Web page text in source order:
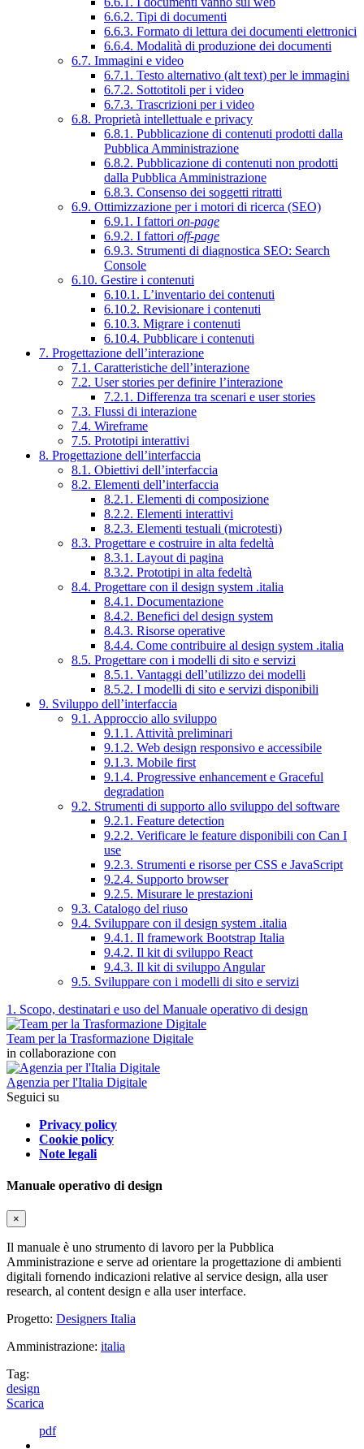
6.6.2. Tipi di documenti
6.6.3. Formato di lettura dei documenti elettronici
6.6.4. Modalità di produzione dei documenti
6.7. Immagini e video
6.7.1. Testo alternativo (alt text) per le immagini
6.7.2. Sottotitoli per i video
6.7.3. Trascrizioni per i video
6.8. Proprietà intellettuale e privacy
6.8.1. Pubblicazione di contenuti prodotti dalla
Pubblica Amministrazione
6.8.2. Pubblicazione di contenuti non prodotti
dalla Pubblica Amministrazione
6.8.3. Consenso dei soggetti ritratti
6.9. Ottimizzazione per i motori di ricerca (SEO)
6.9.1. I fattori on-page
6.9.2. I fattori off-page
6.9.3. Strumenti di diagnostica SEO: Search
Console
6.10. Gestire i contenuti
6.10.1. L’inventario dei contenuti
6.10.2. Revisionare i contenuti
6.10.3. Migrare i contenuti
6.10.4. Pubblicare i contenuti
7. Progettazione dell’interazione
7.1. Caratteristiche dell’interazione
7.2. User stories per definire l’interazione
7.2.1. Differenza tra scenari e user stories
7.3. Flussi di interazione
7.4. Wireframe
7.5. Prototipi interattivi
8. Progettazione dell’interfaccia
8.1. Obiettivi dell’interfaccia
8.2. Elementi dell’interfaccia
8.2.1. Elementi di composizione
8.2.2. Elementi interattivi
8.2.3. Elementi testuali (microtesti)
8.3. Progettare e costruire in alta fedeltà
8.3.1. Layout di pagina
8.3.2. Prototipi in alta fedeltà
8.4. Progettare con il design system .italia
8.4.1. Documentazione
8.4.2. Benefici del design system
8.4.3. Risorse operative
8.4.4. Come contribuire al design system .italia
8.5. Progettare con i modelli di sito e servizi
8.5.1. Vantaggi dell’utilizzo dei modelli
8.5.2. I modelli di sito e servizi disponibili
9. Sviluppo dell’interfaccia
9.1. Approccio allo sviluppo
9.1.1. Attività preliminari
9.1.2. Web design responsivo e accessibile
9.1.3. Mobile first
9.1.4. Progressive enhancement e Graceful
degradation
9.2. Strumenti di supporto allo sviluppo del software
9.2.1. Feature detection
9.2.2. Verificare le feature disponibili con Can I
use
9.2.3. Strumenti e risorse per CSS e JavaScript
9.2.4. Supporto browser
9.2.5. Misurare le prestazioni
9.3. Catalogo del riuso
9.4. Sviluppare con il design system .italia
9.4.1. Il framework Bootstrap Italia
9.4.2. Il kit di sviluppo React
9.4.3. Il kit di sviluppo Angular
9.5. Sviluppare con i modelli di sito e servizi
1. Scopo, destinatari e uso del Manuale operativo di design
Team per la Trasformazione Digitale
in collaborazione con
Agenzia per l'Italia Digitale
Seguici su
Privacy policy
Cookie policy
Note legali
Manuale operativo di design
×
Il manuale è uno strumento di lavoro per la Pubblica
Amministrazione e serve ad orientare la progettazione di ambienti
digitali fornendo indicazioni relative al service design, alla user
research, al content design e alla user interface.
Progetto: Designers Italia
Amministrazione: italia
Tag:
design
Scarica
pdf